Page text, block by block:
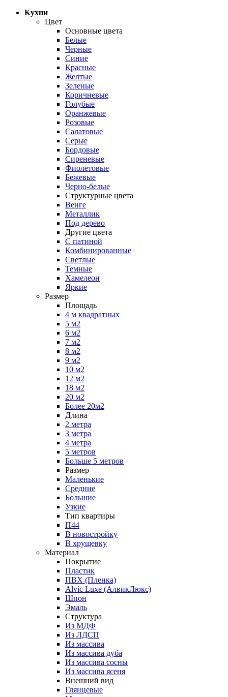
Кухни
Цвет
Основные цвета
Белые
Черные
Синие
Красные
Желтые
Зеленые
Коричневые
Голубые
Оранжевые
Розовые
Салатовые
Серые
Бордовые
Сиреневые
Фиолетовые
Бежевые
Черно-белые
Структурные цвета
Венге
Металлик
Под дерево
Другие цвета
С патиной
Комбинированные
Светлые
Темные
Хамелеон
Яркие
Размер
Площадь
4 м квадратных
5 м2
6 м2
7 м2
8 м2
9 м2
10 м2
12 м2
18 м2
20 м2
Более 20м2
Длина
2 метра
3 метра
4 метра
5 метров
Больше 5 метров
Размер
Маленькие
Средние
Большие
Узкие
Тип квартиры
П44
В новостройку
В хрущевку
Материал
Покрытие
Пластик
ПВХ (Пленка)
Alvic Luxe (АлвикЛюкс)
Шпон
Эмаль
Структура
Из МДФ
Из ЛДСП
Из массива
Из массива дуба
Из массива сосны
Из массива ясеня
Внешний вид
Глянцевые